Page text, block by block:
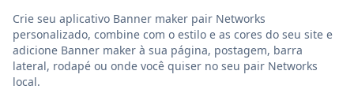
Crie seu aplicativo Banner maker pair Networks
personalizado, combine com o estilo e as cores do seu site e
adicione Banner maker à sua página, postagem, barra
lateral, rodapé ou onde você quiser no seu pair Networks
local.